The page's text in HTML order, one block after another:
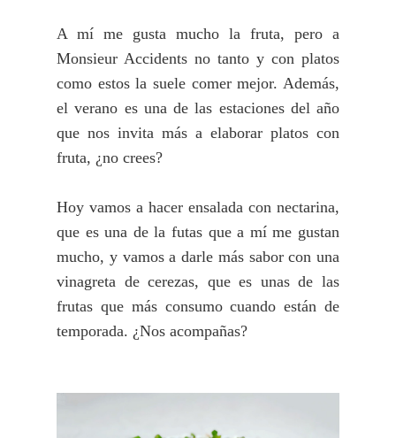
A mí me gusta mucho la fruta, pero a
Monsieur Accidents no tanto y con platos
como estos la suele comer mejor. Además,
el verano es una de las estaciones del año
que nos invita más a elaborar platos con
fruta, ¿no crees?
Hoy vamos a hacer ensalada con nectarina,
que es una de la futas que a mí me gustan
mucho, y vamos a darle más sabor con una
vinagreta de cerezas, que es unas de las
frutas que más consumo cuando están de
temporada. ¿Nos acompañas?